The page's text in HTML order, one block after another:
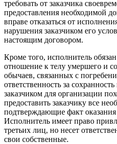
требовать от заказчика
предоставления необходимой
вправе отказаться от
нарушения заказчиком его
настоящим договором.
Кроме того, исполнитель
отношение к телу умершего и
обычаев, связанных с
ответственность за
заказчиком для организации
предоставить заказчику все
подтверждающие факт
Исполнитель имеет право
третьих лиц, но несет
свои собственные.